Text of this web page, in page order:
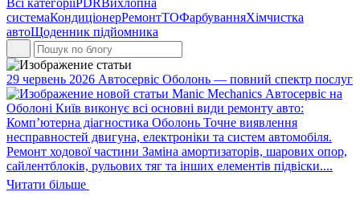
системаКондиціонерРемонтТОФарбуванняХімчистка
автоЩоденник підйомника
29 червень 2026 Автосервіс Оболонь — повний спектр послуг
Manic Mechanics Автосервіс на
Оболоні Київ виконує всі основні види ремонту авто:
Комп’ютерна діагностика Оболонь Точне виявлення
несправностей двигуна, електроніки та систем автомобіля.
Ремонт ходової частини Заміна амортизаторів, шарових опор,
сайлентблоків, рульових тяг та інших елементів підвіски....
Читати більше